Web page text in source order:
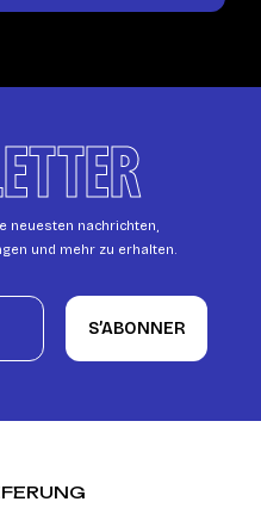
neuesten nachrichten,
und mehr zu erhalten.
S’ABONNER